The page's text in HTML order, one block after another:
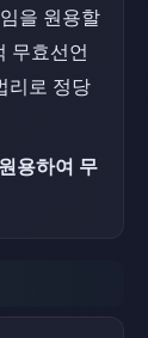
을 원용할
무효선언
리로 정당
용하여 무